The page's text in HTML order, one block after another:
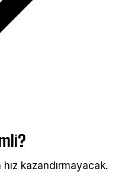
kazandırmayacak.